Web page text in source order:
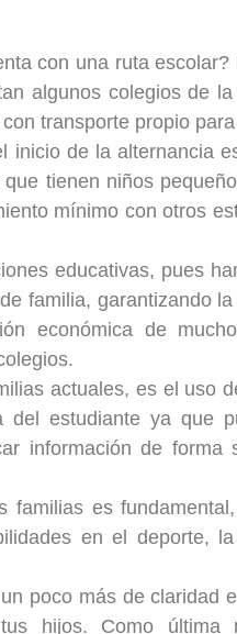
con una ruta
algunos colegios de
transporte propio
inicio de la alternancia
tienen niños
mínimo con otros
educativas, pues
familia, garantizando
económica de
actuales, es el uso
del estudiante ya que
información de forma
familias es
en el deporte,
poco más de claridad
hijos. Como última